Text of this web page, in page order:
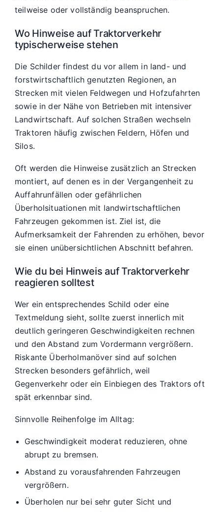
teilweise oder vollständig beanspruchen.
Wo Hinweise auf Traktorverkehr
typischerweise stehen
Die Schilder findest du vor allem in land- und
forstwirtschaftlich genutzten Regionen, an
Strecken mit vielen Feldwegen und Hofzufahrten
sowie in der Nähe von Betrieben mit intensiver
Landwirtschaft. Auf solchen Straßen wechseln
Traktoren häufig zwischen Feldern, Höfen und
Silos.
Oft werden die Hinweise zusätzlich an Strecken
montiert, auf denen es in der Vergangenheit zu
Auffahrunfällen oder gefährlichen
Überholsituationen mit landwirtschaftlichen
Fahrzeugen gekommen ist. Ziel ist, die
Aufmerksamkeit der Fahrenden zu erhöhen, bevor
sie einen unübersichtlichen Abschnitt befahren.
Wie du bei Hinweis auf Traktorverkehr
reagieren solltest
Wer ein entsprechendes Schild oder eine
Textmeldung sieht, sollte zuerst innerlich mit
deutlich geringeren Geschwindigkeiten rechnen
und den Abstand zum Vordermann vergrößern.
Riskante Überholmanöver sind auf solchen
Strecken besonders gefährlich, weil
Gegenverkehr oder ein Einbiegen des Traktors oft
spät erkennbar sind.
Sinnvolle Reihenfolge im Alltag:
Geschwindigkeit moderat reduzieren, ohne
abrupt zu bremsen.
Abstand zu vorausfahrenden Fahrzeugen
vergrößern.
Überholen nur bei sehr guter Sicht und